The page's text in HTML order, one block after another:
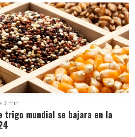
3 min
trigo mundial se bajara en la